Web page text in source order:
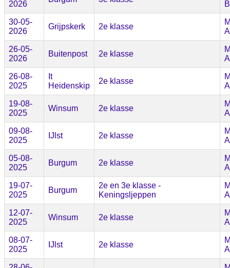
2026
B
30-05-
2026
Grijpskerk 2e klasse
A
26-05-
2026
Buitenpost 2e klasse
A
26-08-
2025
It
Heidenskip
2e klasse
A
19-08-
2025
Winsum 2e klasse
A
09-08-
2025
IJlst 2e klasse
A
05-08-
2025
Burgum 2e klasse
A
19-07-
2025
Burgum
2e en 3e klasse -
Keningsljeppen
A
12-07-
2025
Winsum 2e klasse
A
08-07-
2025
IJlst 2e klasse
A